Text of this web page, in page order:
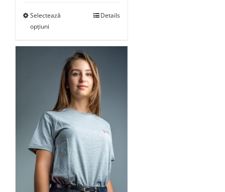
Selectează
opțiuni
Details